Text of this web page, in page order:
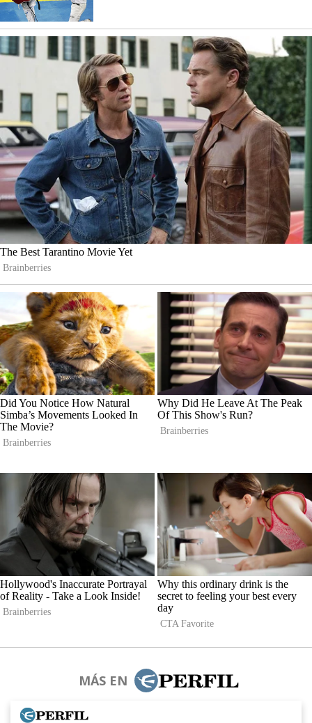
MÁS EN